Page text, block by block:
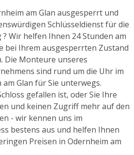
am Glan ausgesperrt und
Schlüsseldienst für die
Wir helfen Ihnen 24 Stunden am
bei Ihrem ausgesperrten Zustand
Die Monteure unseres
sind rund um die Uhr im
Glan für Sie unterwegs.
gefallen ist, oder Sie Ihre
und keinen Zugriff mehr auf den
- wir kennen uns im
bestens aus und helfen Ihnen
Preisen in Odernheim am